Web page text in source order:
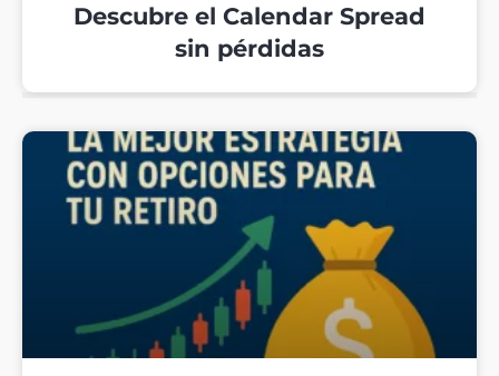
Descubre el Calendar Spread
sin pérdidas